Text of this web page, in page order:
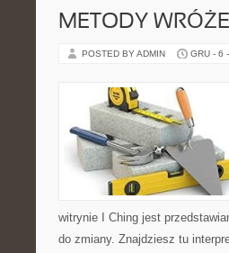
METODY
POSTED BY ADMIN GRU - 6
witrynie I Ching jest
do zmiany. Znajdziesz tu